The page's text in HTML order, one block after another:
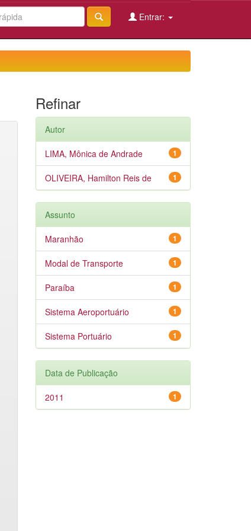
Entrar:
Refinar
Autor
1
LIMA, Mônica de Andrade
1
OLIVEIRA, Hamilton Reis de
Assunto
1
Maranhão
1
Modal de Transporte
1
Paraíba
1
Sistema Aeroportuário
1
Sistema Portuário
Data de Publicação
1
2011